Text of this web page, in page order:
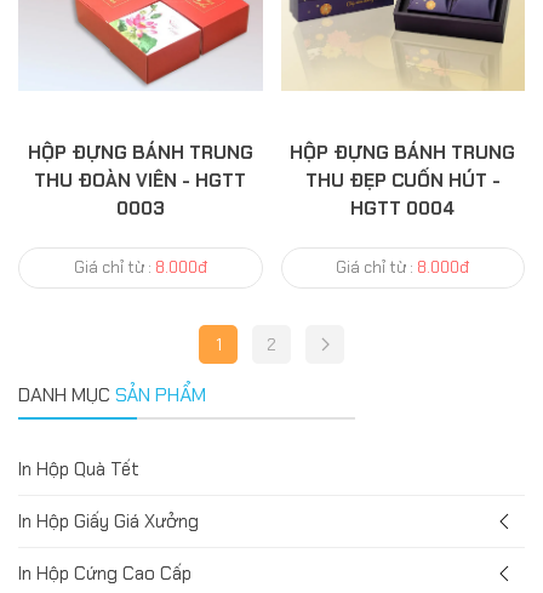
HỘP ĐỰNG BÁNH TRUNG
THU ĐOÀN VIÊN - HGTT
0003
Giá chỉ từ : 8.000đ
HỘP ĐỰNG BÁNH TRUNG
THU ĐẸP CUỐN HÚT -
HGTT 0004
Giá chỉ từ : 8.000đ
1 2
DANH MỤC SẢN PHẨM
In Hộp Quà Tết
In Hộp Giấy Giá Xưởng
In Hộp Cứng Cao Cấp